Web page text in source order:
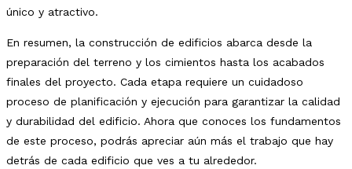
único y atractivo.
En resumen, la construcción de edificios abarca desde la
preparación del terreno y los cimientos hasta los acabados
finales del proyecto. Cada etapa requiere un cuidadoso
proceso de planificación y ejecución para garantizar la calidad
y durabilidad del edificio. Ahora que conoces los fundamentos
de este proceso, podrás apreciar aún más el trabajo que hay
detrás de cada edificio que ves a tu alrededor.